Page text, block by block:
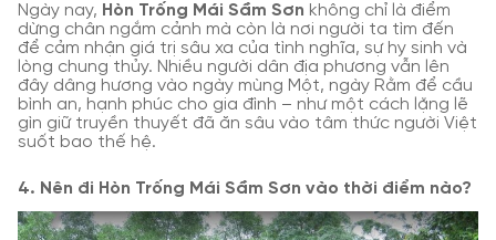
Ngày nay, Hòn Trống Mái Sầm Sơn không chỉ là điểm
dừng chân ngắm cảnh mà còn là nơi người ta tìm đến
để cảm nhận giá trị sâu xa của tình nghĩa, sự hy sinh và
lòng chung thủy. Nhiều người dân địa phương vẫn lên
đây dâng hương vào ngày mùng Một, ngày Rằm để cầu
bình an, hạnh phúc cho gia đình – như một cách lặng lẽ
gìn giữ truyền thuyết đã ăn sâu vào tâm thức người Việt
suốt bao thế hệ.
4. Nên đi Hòn Trống Mái Sầm Sơn vào thời điểm nào?